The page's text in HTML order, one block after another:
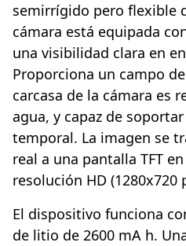
semirrígido pero flexible
cámara está equipada
una visibilidad clara en
Proporciona un campo
carcasa de la cámara es
agua, y capaz de
temporal. La imagen se
real a una pantalla TFT
resolución HD (1280x720
El dispositivo funciona
de litio de 2600 mA h.